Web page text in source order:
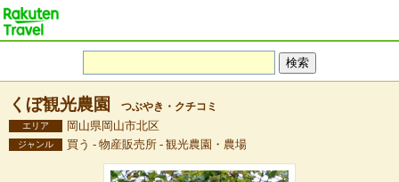
くぼ観光農園 つぶやき・クチコミ
エリア 岡山県岡山市北区
ジャンル 買う - 物産販売所 - 観光農園・農場